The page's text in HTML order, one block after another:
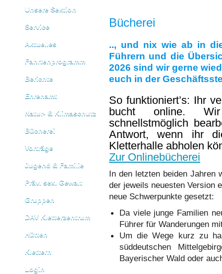
Unsere Sektion
Service
Aktuelles
Fahrtenprogramm
Berichte
Ehrenamt
Natur- & Klimaschutz
Bücherei
Vorträge
Jugend & Familie
Präv. sex. Gewalt
Gruppen
DAV Kletterzentrum
Hütten
Klettern
Login
Bücherei
.., und nix wie ab in
Führern und die
2026 sind wir gerne
euch in der
So funktioniert’s: Ihr
bucht online.
schnellstmöglich
Antwort, wenn ihr
Kletterhalle abholen
Zur Onlinebücherei
In den letzten beiden Jahren
der jeweils neuesten Version
neue Schwerpunkte gesetzt:
Da viele junge Familien
Führer für Wanderungen
Um die Wege kurz zu
süddeutschen
Bayerischer Wald oder